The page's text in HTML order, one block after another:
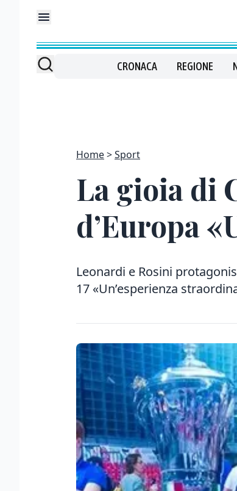
CRONACA REGIONE
Home Sport
La gioia di
d’Europa
Leonardi e Rosini
17 «Un’esperienza